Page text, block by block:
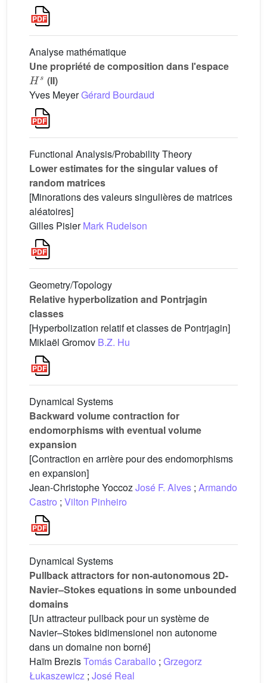
Analyse mathématique
Une propriété de composition dans l'espace
Hs
(II)
Yves MeyerGérard Bourdaud
Functional Analysis/Probability Theory
Lower estimates for the singular values of
random matrices
[Minorations des valeurs singulières de matrices
aléatoires]
Gilles PisierMark Rudelson
Geometry/Topology
Relative hyperbolization and Pontrjagin
classes
[Hyperbolization relatif et classes de Pontrjagin]
Miklaël Gromov B.Z. Hu
Dynamical Systems
Backward volume contraction for
endomorphisms with eventual volume
expansion
[Contraction en arrière pour des endomorphisms
en expansion]
Jean-Christophe YoccozJosé F. Alves ; Armando
Castro ; Vilton Pinheiro
Dynamical Systems
Pullback attractors for non-autonomous 2D-
Navier–Stokes equations in some unbounded
domains
[Un attracteur pullback pour un système de
Navier–Stokes bidimensionel non autonome
dans un domaine non borné]
Haïm BrezisTomás Caraballo ; Grzegorz
Łukaszewicz ; José Real